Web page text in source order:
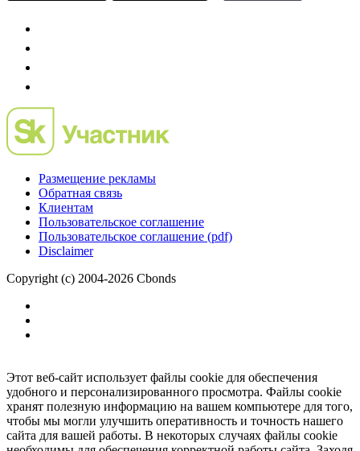
Размещение рекламы
Обратная связь
Пользовательское соглашение
Copyright (c) 2004-2026 Cbonds
Этот веб-сайт использует файлы cookie для обеспечения
удобного и персонализированного просмотра. Файлы cookie